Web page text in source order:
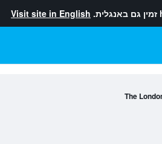
זמין גם באנגלית. Visit site in English
The